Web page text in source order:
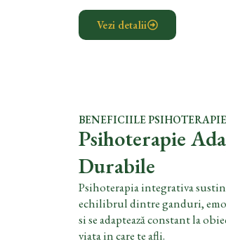
Vezi detalii
BENEFICIILE
Psihoterapie
Durabile
Psihoterapia integrativa
echilibrul dintre ganduri,
si se adaptează constant la
viata in care te afli.